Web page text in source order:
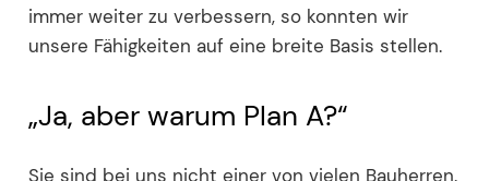
immer weiter zu verbessern, so konnten wir
unsere Fähigkeiten auf eine breite Basis stellen.
„Ja, aber warum Plan A?“
Sie sind bei uns nicht einer von vielen Bauherren.